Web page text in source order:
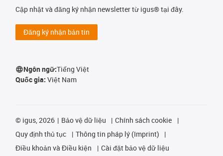
Cập nhật và đăng ký nhận newsletter từ igus® tại đây.
Đăng ký nhận bản tin
Ngôn ngữ:Tiếng Việt
Quốc gia: Việt Nam
© igus, 2026 Bảo vệ dữ liệu
Chính sách cookie
Quy định thủ tục
Thông tin pháp lý (Imprint)
Điều khoản và Điều kiện
Cài đặt bảo vệ dữ liệu